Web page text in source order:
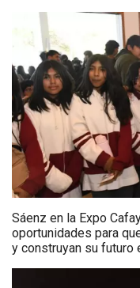
Sáenz en la Expo
oportunidades para
y construyan su futuro